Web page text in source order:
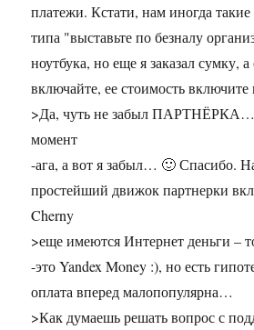
платежи. Кстати, нам иногда такие
типа "выставьте по безналу
ноутбука, но еще я заказал сумку, а
включайте, ее стоимость
>Да, чуть не забыл
момент
-ага, а вот я забыл… 🙂 Спасибо.
простейший движок партнерки
Cherny
>еще имеются Интернет деньги –
-это Yandex Money :), но есть
оплата вперед малопопулярна…
>Как думаешь решать вопрос с